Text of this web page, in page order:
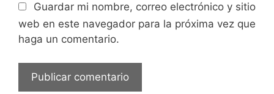
Guardar mi nombre, correo electrónico y sitio
web en este navegador para la próxima vez que
haga un comentario.